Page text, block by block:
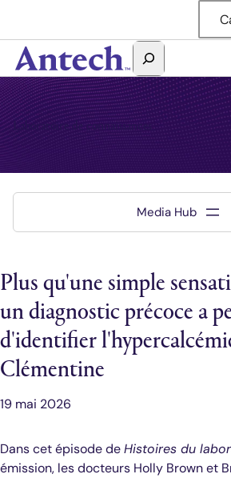
Rechercher
Antech
Laboratoire de connaissances
Plus qu'une simple
un diagnostic précoce a
d'identifier
Clémentine
19 mai 2026
Dans cet épisode deHistoires du
émission, les docteurs Holly Brown et